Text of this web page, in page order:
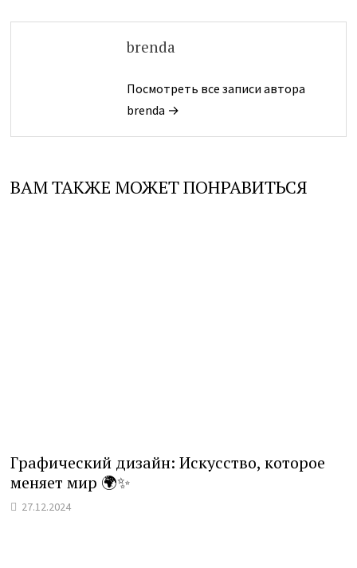
brenda
Посмотреть все записи автора
brenda →
ВАМ ТАКЖЕ МОЖЕТ ПОНРАВИТЬСЯ
Графический дизайн: Искусство, которое
меняет мир 🌍✨
27.12.2024